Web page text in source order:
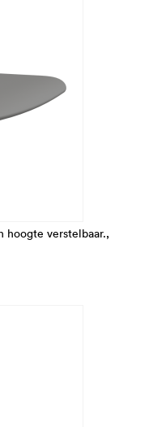
hoogte verstelbaar.,